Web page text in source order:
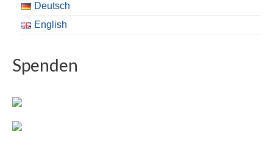
Deutsch
English
Spenden